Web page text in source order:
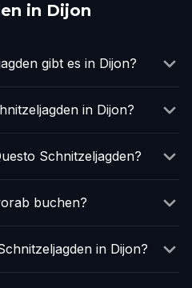
in Dijon
gibt es in Dijon?
in Dijon?
Schnitzeljagden?
buchen?
in Dijon?